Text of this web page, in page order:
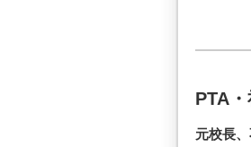
PTA
元校長